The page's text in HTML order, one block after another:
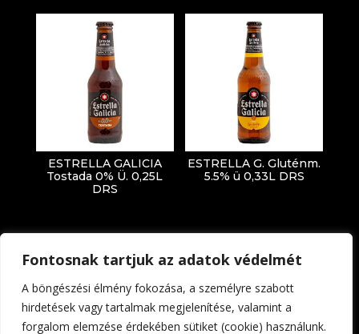
Fontosnak tartjuk az adatok védelmét
A böngészési élmény fokozása, a személyre szabott
hirdetések vagy tartalmak megjelenítése, valamint a
forgalom elemzése érdekében sütiket (cookie) használunk.
ESTRELLA GALICIA
Tostada 0% Ü. 0,25L
DRS
ESTRELLA G. Gluténm.
5.5% ü 0,33L DRS
Impresszum Adatkezelési tájékoztató